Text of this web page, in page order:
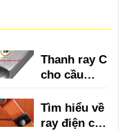
Thanh ray C
cho cầu
Tìm hiểu về
ray điện cầu